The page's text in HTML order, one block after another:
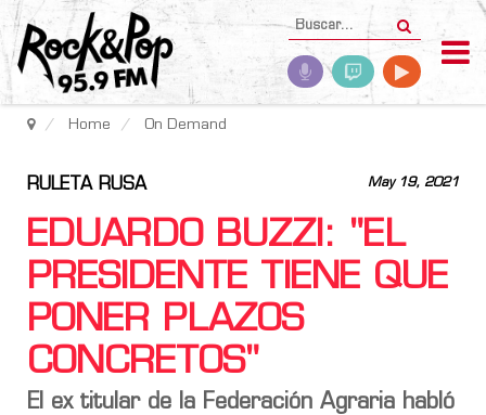
Home On Demand
May 19, 2021
RULETA RUSA
EDUARDO BUZZI: "EL
PRESIDENTE TIENE QUE
PONER PLAZOS
CONCRETOS"
El ex titular de la Federación Agraria habló